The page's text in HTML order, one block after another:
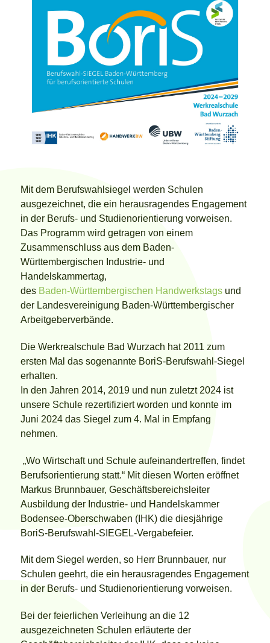
Mit dem Berufswahlsiegel werden Schulen
ausgezeichnet, die ein herausragendes Engagement
in der Berufs- und Studienorientierung vorweisen.
Das Programm wird getragen von einem
Zusammenschluss aus dem Baden-
Württembergischen Industrie- und
Handelskammertag,
des Baden-Württembergischen Handwerkstags und
der Landesvereinigung Baden-Württembergischer
Arbeitgeberverbände.
Die Werkrealschule Bad Wurzach hat 2011 zum
ersten Mal das sogenannte BoriS-Berufswahl-Siegel
erhalten.
In den Jahren 2014, 2019 und nun zuletzt 2024 ist
unsere Schule rezertifiziert worden und konnte im
Juni 2024 das Siegel zum 4. Mal in Empfang
nehmen.
„Wo Wirtschaft und Schule aufeinandertreffen, findet
Berufsorientierung statt.“ Mit diesen Worten eröffnet
Markus Brunnbauer, Geschäftsbereichsleiter
Ausbildung der Industrie- und Handelskammer
Bodensee-Oberschwaben (IHK) die diesjährige
BoriS-Berufswahl-SIEGEL-Vergabefeier.
Mit dem Siegel werden, so Herr Brunnbauer, nur
Schulen geehrt, die ein herausragendes Engagement
in der Berufs- und Studienorientierung vorweisen.
Bei der feierlichen Verleihung an die 12
ausgezeichneten Schulen erläuterte der